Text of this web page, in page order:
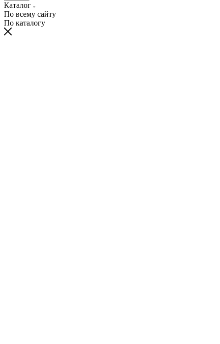
Каталог
По всему сайту
По каталогу